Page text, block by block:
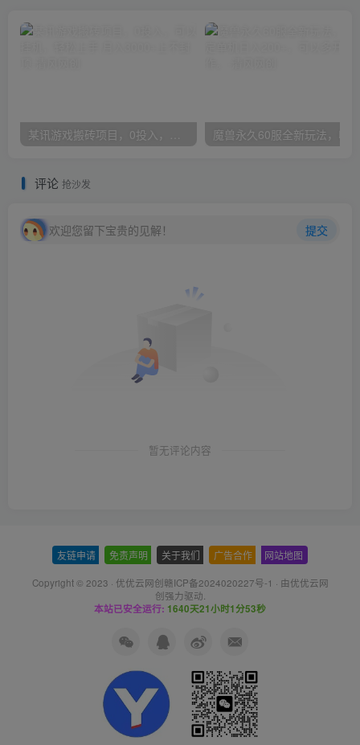
某讯游戏搬砖项目，0投入，可以挂机，轻松上手,月入3000+上不封顶
评论 抢沙发
欢迎您留下宝贵的见解！ 提交
暂无评论内容
友链申请 免责声明 关于我们 广告合作 网站地图
Copyright © 2023 · 优优云网创赣ICP备2024020227号-1 · 由优优云网
创强力驱动.
本站已安全运行: 1640天21小时1分54秒